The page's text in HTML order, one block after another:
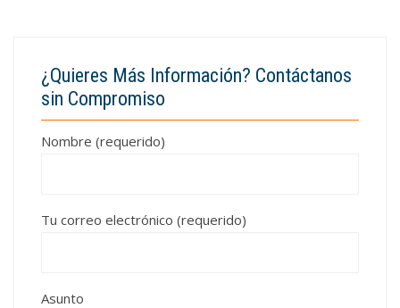
¿Quieres Más Información? Contáctanos
sin Compromiso
Nombre (requerido)
Tu correo electrónico (requerido)
Asunto